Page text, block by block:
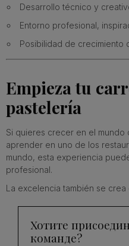
Desarrollo técnico y
Entorno profesional,
Posibilidad de crecimiento
Empieza tu
pastelería
Si quieres crecer en el mundo
aprender en uno de los
mundo, esta experiencia
profesional.
La excelencia también se
Хотите
команде?